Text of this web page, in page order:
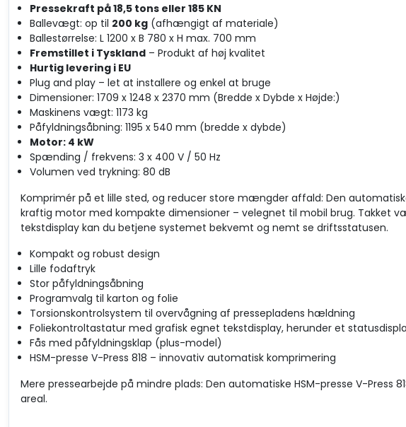
Pressekraft på 18,5 tons eller 185 KN
Ballevægt: op til 200 kg (afhængigt af materiale)
Ballestørrelse: L 1200 x B 780 x H max. 700 mm
Fremstillet i Tyskland – Produkt af høj kvalitet
Hurtig levering i EU
Plug and play – let at installere og enkel at bruge
Dimensioner: 1709 x 1248 x 2370 mm (Bredde x Dybde x Højde:)
Maskinens vægt: 1173 kg
Påfyldningsåbning: 1195 x 540 mm (bredde x dybde)
Motor: 4 kW
Spænding / frekvens: 3 x 400 V / 50 Hz
Volumen ved trykning: 80 dB
Komprimér på et lille sted, og reducer store mængder affald: Den
kraftig motor med kompakte dimensioner – velegnet til mobil brug. Takket
tekstdisplay kan du betjene systemet bekvemt og nemt se driftsstatusen.
Kompakt og robust design
Lille fodaftryk
Stor påfyldningsåbning
Programvalg til karton og folie
Torsionskontrolsystem til overvågning af pressepladens hældning
Foliekontroltastatur med grafisk egnet tekstdisplay, herunder et
Fås med påfyldningsklap (plus-model)
HSM-presse V-Press 818 – innovativ automatisk komprimering
Mere pressearbejde på mindre plads: Den automatiske HSM-presse V-Press
areal.